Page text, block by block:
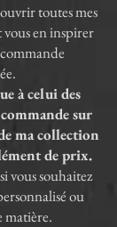
toutes mes
en inspirer
à celui des
sur
ma collection
de prix.
vous souhaitez
ou
matière.